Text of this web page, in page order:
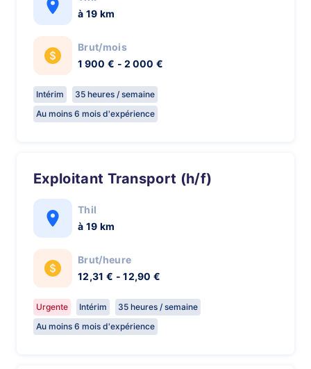
à 19 km
Brut/mois
1 900 € - 2 000 €
Intérim
35 heures / semaine
Au moins 6 mois d'expérience
Exploitant Transport (h/f)
Thil
à 19 km
Brut/heure
12,31 € - 12,90 €
Urgente Intérim
35 heures / semaine
Au moins 6 mois d'expérience